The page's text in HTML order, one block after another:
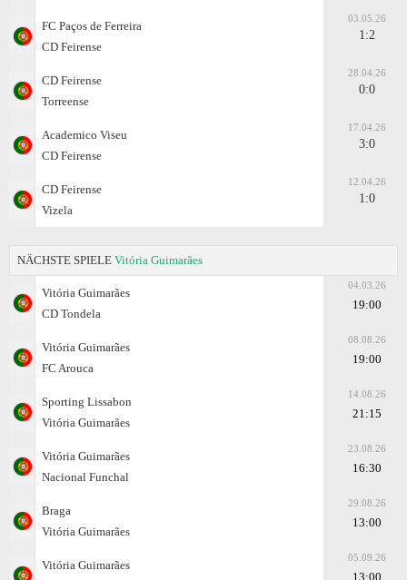
FC Paços de Ferreira
CD Feirense
03.05.26
1:2
CD Feirense
Torreense
28.04.26
0:0
Academico Viseu
CD Feirense
17.04.26
3:0
CD Feirense
Vizela
12.04.26
1:0
NÄCHSTE SPIELE Vitória Guimarães
Vitória Guimarães
CD Tondela
04.03.26
19:00
Vitória Guimarães
FC Arouca
08.08.26
19:00
Sporting Lissabon
Vitória Guimarães
14.08.26
21:15
Vitória Guimarães
Nacional Funchal
23.08.26
16:30
Braga
Vitória Guimarães
29.08.26
13:00
Vitória Guimarães
05.09.26
13:00